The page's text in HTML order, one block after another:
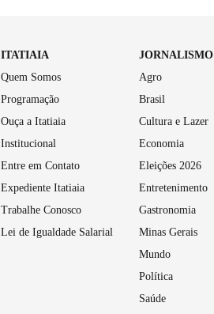
ITATIAIA
Quem Somos
Programação
Ouça a Itatiaia
Institucional
Entre em Contato
Expediente Itatiaia
Trabalhe Conosco
Lei de Igualdade Salarial
JORNALISMO
Agro
Brasil
Cultura e Lazer
Economia
Eleições 2026
Entretenimento
Gastronomia
Minas Gerais
Mundo
Política
Saúde